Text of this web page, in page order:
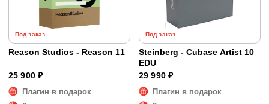
Под заказ
Reason Studios - Reason 11
25 900 ₽
Плагин в подарок
Под заказ
Steinberg - Cubase Artist 10
EDU
29 990 ₽
Плагин в подарок